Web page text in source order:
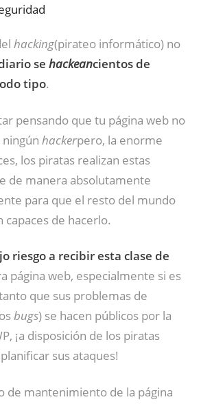
hacking(pirateo informático) no
se hackeancientos de
tipo.
pensando que tu página web no
hackerpero, la enorme
los piratas realizan estas
de manera absolutamente
para que el resto del mundo
capaces de hacerlo.
riesgo a recibir esta clase de
página web, especialmente si es
que sus problemas de
bugs) se hacen públicos por la
¡a disposición de los piratas
sus ataques!
de mantenimiento de la página